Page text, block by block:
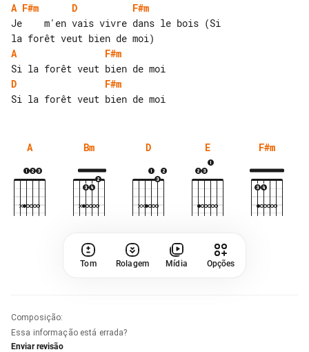
A F#m D
F#m
Je    m'en vais vivre dans le bois (Si
A
F#m
D
F#m
A Bm D E F#m
Tom Rolagem Mídia Opções
Composição:
Essa informação está errada?
Enviar revisão